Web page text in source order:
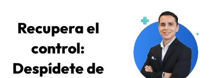
Recupera el
control:
Despídete de